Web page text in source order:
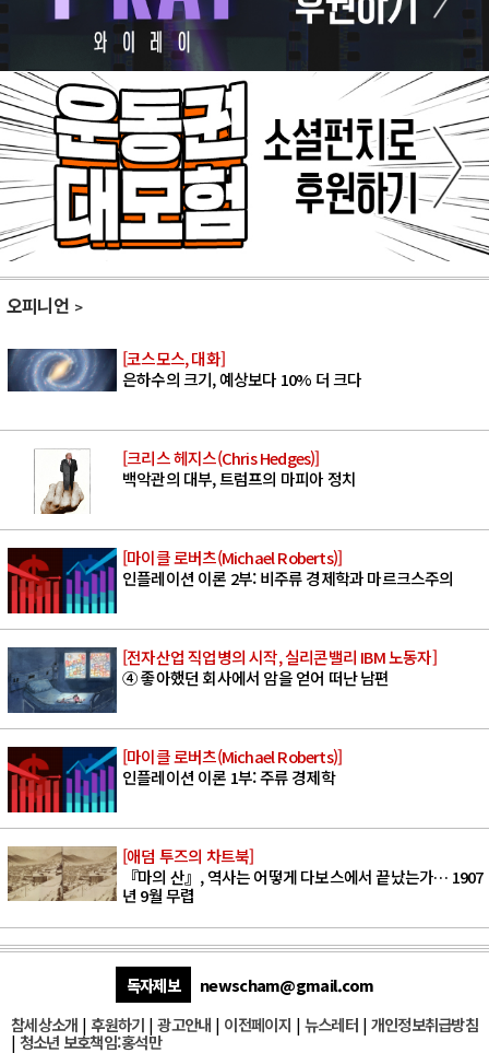
오피니언
[코스모스, 대화]
은하수의 크기, 예상보다 10% 더 크다
[크리스 헤지스(Chris Hedges)]
백악관의 대부, 트럼프의 마피아 정치
[마이클 로버츠(Michael Roberts)]
인플레이션 이론 2부: 비주류 경제학과 마르크스주의
[전자산업 직업병의 시작, 실리콘밸리 IBM 노동자]
④ 좋아했던 회사에서 암을 얻어 떠난 남편
[마이클 로버츠(Michael Roberts)]
인플레이션 이론 1부: 주류 경제학
[애덤 투즈의 차트북]
『마의 산』, 역사는 어떻게 다보스에서 끝났는가… 1907
년 9월 무렵
독자제보
newscham@gmail.com
참세상소개 | 후원하기 |광고안내 | 이전페이지 | 뉴스레터| 개인정보취급방침
| 청소년 보호책임:홍석만